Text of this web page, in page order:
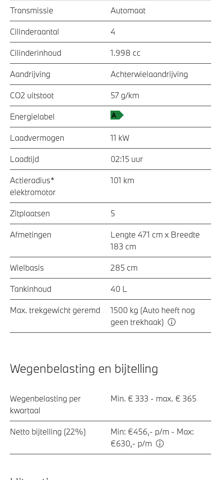
Transmissie Automaat
Cilinderaantal 4
Cilinderinhoud 1.998 cc
Aandrijving Achterwielaandrijving
CO2 uitstoot 57 g/km
Energielabel
Laadvermogen 11 kW
Laadtijd 02:15 uur
Actieradius*
elektromotor
101 km
Zitplaatsen 5
Afmetingen
Lengte 471 cm x Breedte
183 cm
Wielbasis 285 cm
Tankinhoud 40 L
Max. trekgewicht geremd
1500 kg (Auto heeft nog
geen trekhaak)
Wegenbelasting en bijtelling
Wegenbelasting per
kwartaal
Min. € 333 - max. € 365
Netto bijtelling (22%)
Min: €456,- p/m - Max:
€630,- p/m